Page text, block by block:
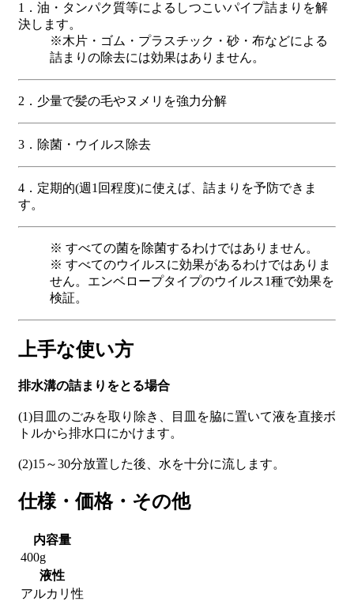
1．油・タンパク質等によるしつこいパイプ詰まりを解
決します。
※木片・ゴム・プラスチック・砂・布などによる
詰まりの除去には効果はありません。
2．少量で髪の毛やヌメリを強力分解
3．除菌・ウイルス除去
4．定期的(週1回程度)に使えば、詰まりを予防できま
す。
※ すべての菌を除菌するわけではありません。
※ すべてのウイルスに効果があるわけではありま
せん。エンベロープタイプのウイルス1種で効果を
検証。
上手な使い方
排水溝の詰まりをとる場合
(1)目皿のごみを取り除き、目皿を脇に置いて液を直接ボ
トルから排水口にかけます。
(2)15～30分放置した後、水を十分に流します。
仕様・価格・その他
内容量
400g
液性
アルカリ性